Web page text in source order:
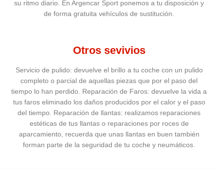
su ritmo diario. En Argencar Sport ponemos a tu disposición y
de forma gratuita vehículos de sustitución.
Otros sevivios
Servicio de pulido: devuelve el brillo a tu coche con un pulido
completo o parcial de aquellas piezas que por el paso del
tiempo lo han perdido. Reparación de Faros: devuelve la vida a
tus faros eliminado los daños producidos por el calor y el paso
del tiempo. Reparación de llantas: realizamos reparaciones
estéticas de tus llantas o reparaciones por roces de
aparcamiento, recuerda que unas llantas en buen también
forman parte de la seguridad de tu coche y neumáticos.